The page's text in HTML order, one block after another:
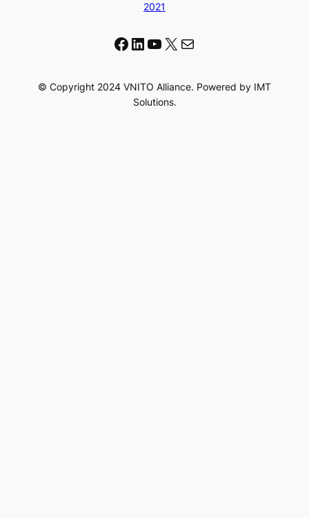
2021
Facebook
LinkedIn
YouTube
X Mail
© Copyright 2024 VNITO Alliance. Powered by IMT
Solutions.